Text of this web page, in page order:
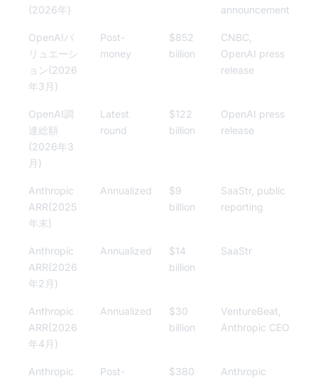
(2026年)
announcement
OpenAIバ
リュエーシ
ョン(2026
年3月)
Post-
money
$852
billion
CNBC,
OpenAI press
release
OpenAI調
達総額
(2026年3
月)
Latest
round
$122
billion
OpenAI press
release
Anthropic
ARR(2025
年末)
Annualized
$9
billion
SaaStr, public
reporting
Anthropic
ARR(2026
年2月)
Annualized
$14
billion
SaaStr
Anthropic
ARR(2026
年4月)
Annualized
$30
billion
VentureBeat,
Anthropic CEO
Anthropic
Post-
$380
Anthropic